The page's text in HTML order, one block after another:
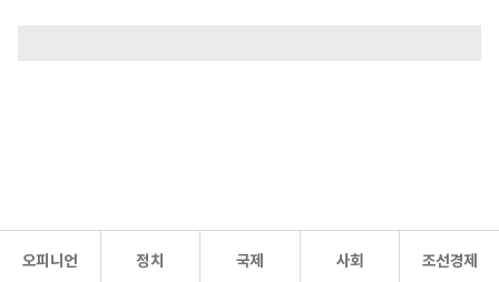
오피니언 정치 국제 사회 조선경제